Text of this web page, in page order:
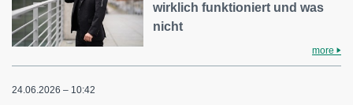
wirklich funktioniert und was
nicht
more
24.06.2026 – 10:42